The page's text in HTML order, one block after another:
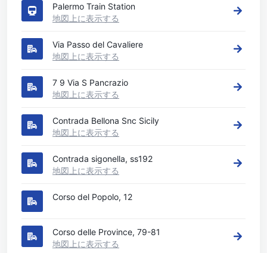
Palermo Train Station
地図上に表示する
Via Passo del Cavaliere
地図上に表示する
7 9 Via S Pancrazio
地図上に表示する
Contrada Bellona Snc Sicily
地図上に表示する
Contrada sigonella, ss192
地図上に表示する
Corso del Popolo, 12
Corso delle Province, 79-81
地図上に表示する